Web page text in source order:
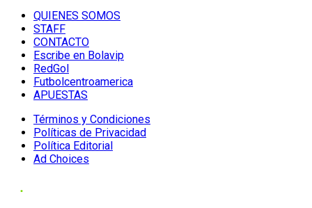
QUIENES SOMOS
STAFF
CONTACTO
Escribe en Bolavip
RedGol
Futbolcentroamerica
APUESTAS
Términos y Condiciones
Políticas de Privacidad
Política Editorial
Ad Choices